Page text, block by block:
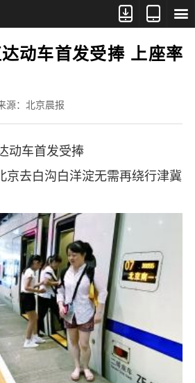



动车首发受捧 上座率
源：北京晨报
车首发受捧
去白沟白洋淀无需再绕行津冀